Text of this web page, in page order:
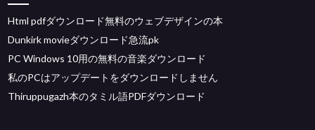
Html pdfダウンロード無料のウェブデザインの本
Dunkirk movieダウンロード急流pk
PC Windows 10用の無料の音楽ダウンロード
私のPCはアップデートをダウンロードしません
Thiruppugazh本のタミル語PDFダウンロード